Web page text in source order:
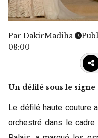
Par DakirMadiha
08:00
Un défilé sous le
Le défilé haute couture
orchestré dans le cadre